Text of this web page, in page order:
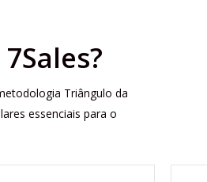
Triângulo da
essenciais para o